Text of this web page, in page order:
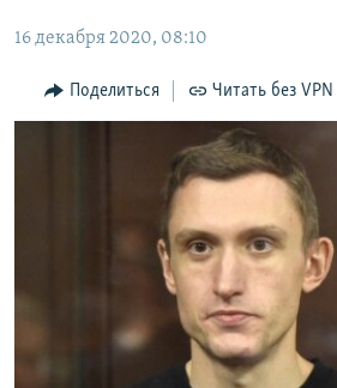
главной
навигации
Вернутся
11 ЛЕТ ОККУПАЦИИ КРЫМА. 11 ИСТОРИЙ
ЕЩЕ
ИНТЕРАКТИВ
ТЕЛЕПРОЕКТ КРЫМ.РЕАЛИИ
СОВЕТЫ ПРАВОЗАЩИТНИКОВ
ПРОПАВШИЕ БЕЗ ВЕСТИ
ПОБЕДИТЕЛЕЙ НЕ СУДЯТ?
КРЫМ.НЕПОКОРЕННЫЙ
РАДІО СВОБОДА
КАК ОБОЙТИ БЛОКИРОВКУ
16 декабря 2020, 08:10
Поделиться Читать без VPN